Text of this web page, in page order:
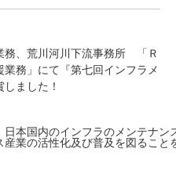
務、荒川河川下流事務所 「Ｒ
務」にて『第七回インフラメ
ました！
本国内のインフラのメンテナン
業の活性化及び普及を図ること